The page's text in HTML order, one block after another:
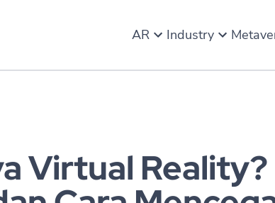
AR Industry
Virtual Reality?